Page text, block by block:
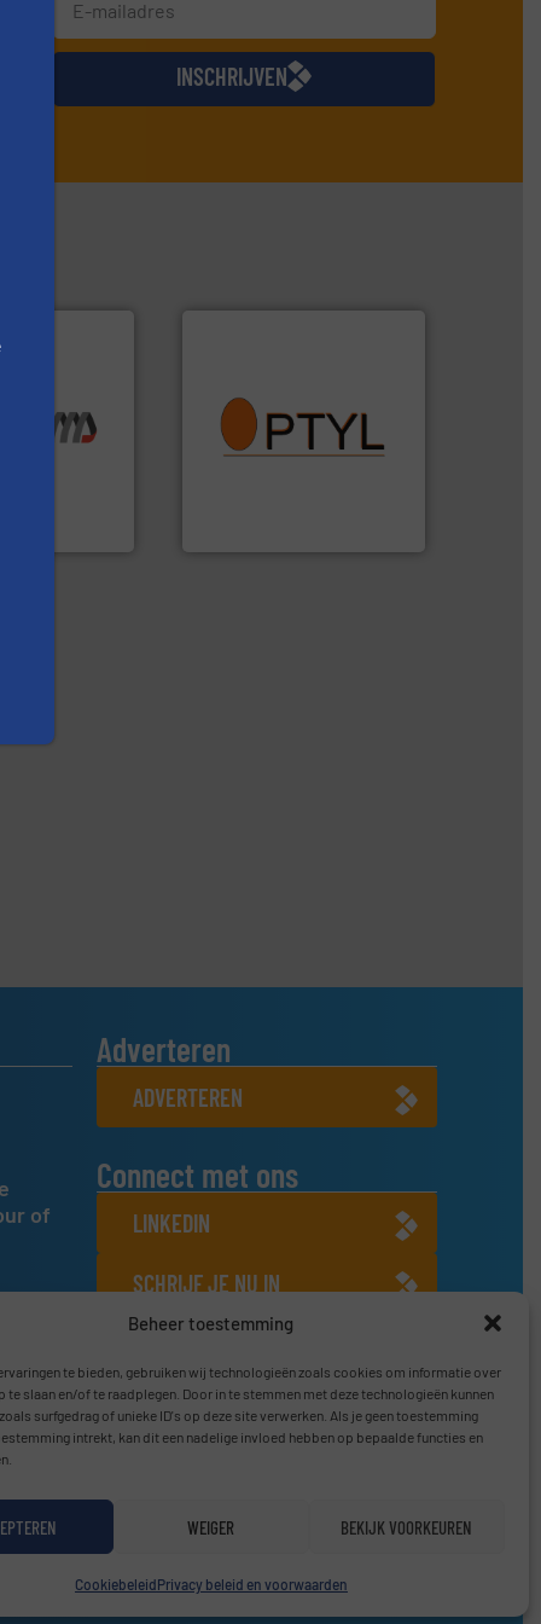
Beheer toestemming
te bieden, gebruiken wij technologieën zoals cookies om informatie over
te slaan en/of te raadplegen. Door in te stemmen met deze technologieën kunnen
surfgedrag of unieke ID's op deze site verwerken. Als je geen toestemming
intrekt, kan dit een nadelige invloed hebben op bepaalde functies en
WEIGER BEKIJK VOORKEUREN
CookiebeleidPrivacy beleid en voorwaarden
INSCHRIJVEN
best”.Meer
van officiële mg/Nm³ tot
QAL1 metingen: Optyl is het
aanspreekpunt voor uw
vragen omtrent stof.Meer
of
Adverteren
ADVERTEREN
Connect met ons
LINKEDIN
SCHRIJF JE NU IN
Privacy beleid & Algemene Voorwaarden|